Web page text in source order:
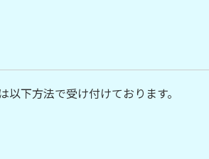
下方法で受け付けております。